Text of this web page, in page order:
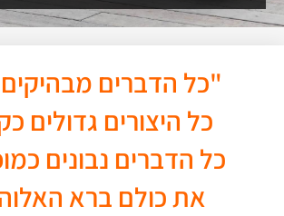
"כל הדברים מבהיקים
כל היצורים גדולים
כל הדברים נבונים
את כולם ברא